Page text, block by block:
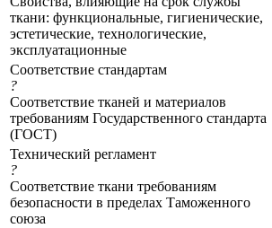
ткани: функциональные, гигиенические,
эстетические, технологические,
эксплуатационные
Соответствие стандартам
?
Соответствие тканей и материалов
требованиям Государственного стандарта
(ГОСТ)
Технический регламент
?
Соответствие ткани требованиям
безопасности в пределах Таможенного
союза